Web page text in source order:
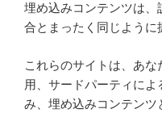
埋め込みコンテンツは
合とまったく同じように
これらのサイトは、あ
用、サードパーティに
み、埋め込みコンテンツ